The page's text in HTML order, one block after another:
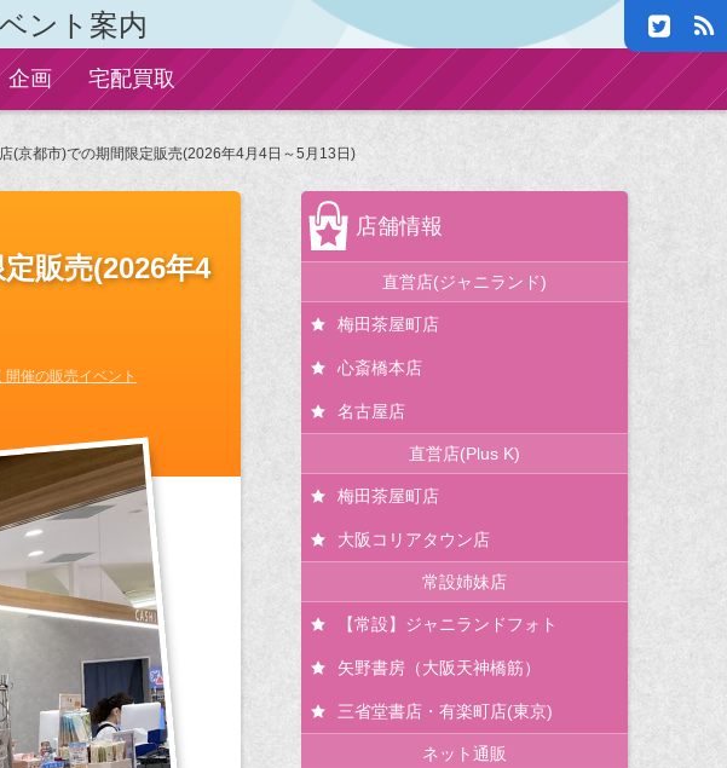
企画 宅配買取
(京都市)での期間限定販売(2026年4月4日～5月13日)
販売(2026年4
催の販売イベント
店舗情報
直営店(ジャニランド)
梅田茶屋町店
心斎橋本店
名古屋店
直営店(Plus K)
梅田茶屋町店
大阪コリアタウン店
常設姉妹店
【常設】ジャニランドフォト
矢野書房（大阪天神橋筋）
三省堂書店・有楽町店(東京)
ネット通販